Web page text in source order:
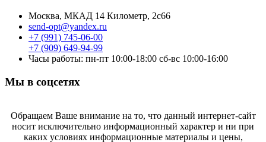
Москва, МКАД 14 Километр, 2с66
send-opt@yandex.ru
+7 (991) 745-06-00
+7 (909) 649-94-99
Часы работы: пн-пт 10:00-18:00 сб-вс 10:00-16:00
Мы в соцсетях
Обращаем Ваше внимание на то, что данный интернет-сайт
носит исключительно информационный характер и ни при
каких условиях информационные материалы и цены,